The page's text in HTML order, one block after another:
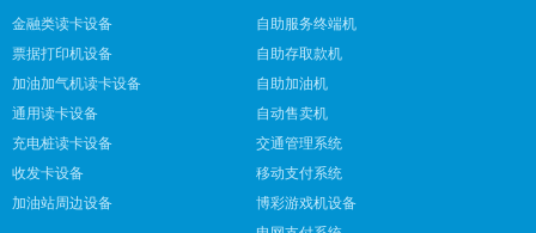
金融类读卡设备
票据打印机设备
加油加气机读卡设备
通用读卡设备
充电桩读卡设备
收发卡设备
加油站周边设备
自助服务终端机
自助存取款机
自助加油机
自动售卖机
交通管理系统
移动支付系统
博彩游戏机设备